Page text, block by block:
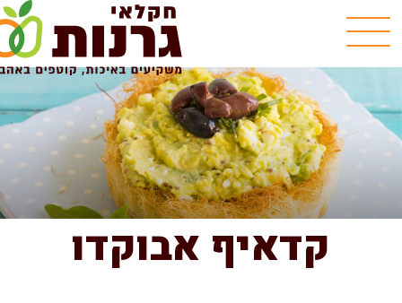
קדאיף אבוקדו